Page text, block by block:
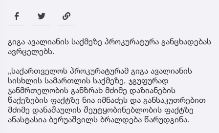
გიგა ავალიანის საქმეზე პროკურატურა განცხადებას
ავრცელებს.
„საქართველოს პროკურატურამ გიგა ავალიანის
სისხლის სამართლის საქმეზე, ჯგუფურად
ჯანმრთელობის განზრახ მძიმე დაზიანების
წაქეზების ფაქტზე ნია იმნაძეს და განსაკუთრებით
მძიმე დანაშაულის შეუტყობინებლობის ფაქტზე
ანასტასია ბერუაშვილს ბრალდება წარუდგინა.